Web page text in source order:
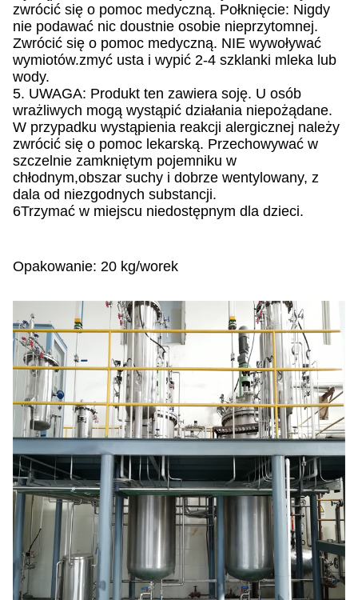
zwrócić się o pomoc medyczną. Połknięcie: Nigdy
nie podawać nic doustnie osobie nieprzytomnej.
Zwrócić się o pomoc medyczną. NIE wywoływać
wymiotów.zmyć usta i wypić 2-4 szklanki mleka lub
wody.
5. UWAGA: Produkt ten zawiera soję. U osób
wrażliwych mogą wystąpić działania niepożądane.
W przypadku wystąpienia reakcji alergicznej należy
zwrócić się o pomoc lekarską. Przechowywać w
szczelnie zamkniętym pojemniku w
chłodnym,obszar suchy i dobrze wentylowany, z
dala od niezgodnych substancji.
6Trzymać w miejscu niedostępnym dla dzieci.
Opakowanie: 20 kg/worek